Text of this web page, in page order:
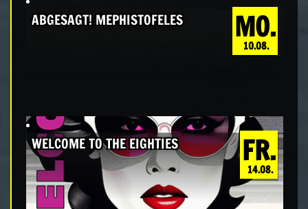
MO.
10.08.
ABGESAGT! MEPHISTOFELES
FR.
14.08.
WELCOME TO THE EIGHTIES